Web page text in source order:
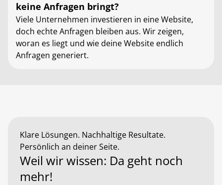
keine Anfragen bringt?
Viele Unternehmen investieren in eine Website,
doch echte Anfragen bleiben aus. Wir zeigen,
woran es liegt und wie deine Website endlich
Anfragen generiert.
Klare Lösungen. Nachhaltige Resultate.
Persönlich an deiner Seite.
Weil wir wissen: Da geht noch
mehr!